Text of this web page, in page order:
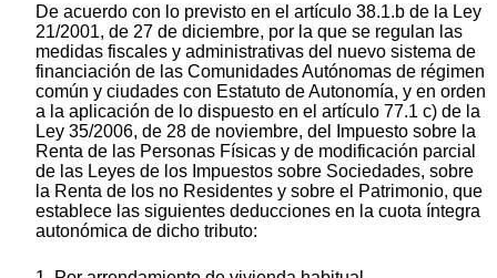
De acuerdo con lo previsto en el artículo 38.1.b de la Ley
21/2001, de 27 de diciembre, por la que se regulan las
medidas fiscales y administrativas del nuevo sistema de
financiación de las Comunidades Autónomas de régimen
común y ciudades con Estatuto de Autonomía, y en orden
a la aplicación de lo dispuesto en el artículo 77.1 c) de la
Ley 35/2006, de 28 de noviembre, del Impuesto sobre la
Renta de las Personas Físicas y de modificación parcial
de las Leyes de los Impuestos sobre Sociedades, sobre
la Renta de los no Residentes y sobre el Patrimonio, que
establece las siguientes deducciones en la cuota íntegra
autonómica de dicho tributo: